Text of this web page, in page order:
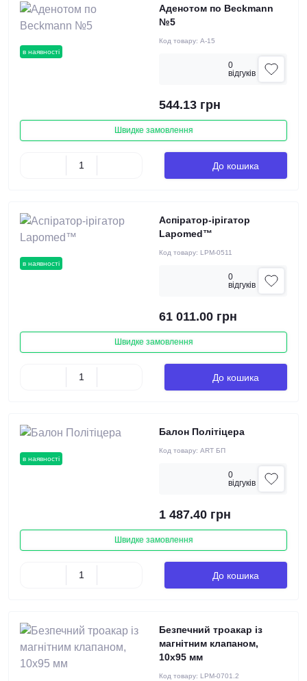
в наявності
Аденотом по Beckmann
№5
Код товару: А-15
0
вiдгукiв
544.13 грн
Швидке замовлення
До кошика
в наявності
Аспіратор-ірігатор
Lapomed™
Код товару: LPM-0511
0
вiдгукiв
61 011.00 грн
Швидке замовлення
До кошика
в наявності
Балон Політіцера
Код товару: ART БП
0
вiдгукiв
1 487.40 грн
Швидке замовлення
До кошика
Безпечний троакар із
магнітним клапаном,
10х95 мм
Код товару: LPM-0701.2